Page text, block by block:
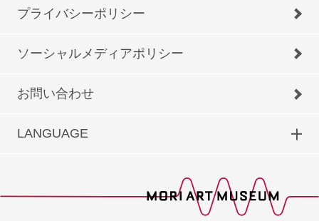
プライバシーポリシー
ソーシャルメディアポリシー
お問い合わせ
LANGUAGE